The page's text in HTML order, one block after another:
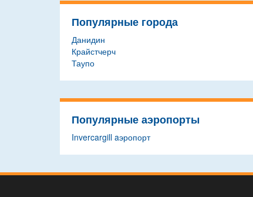
Популярные города
Данидин
Крайстчерч
Таупо
Популярные аэропорты
Invercargill aэропорт